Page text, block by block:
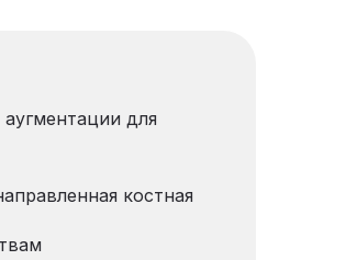
для
костная